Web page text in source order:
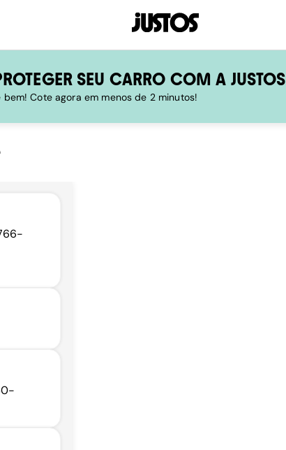
SEU CARRO COM A JUSTOS
Cote agora em menos de 2 minutos!